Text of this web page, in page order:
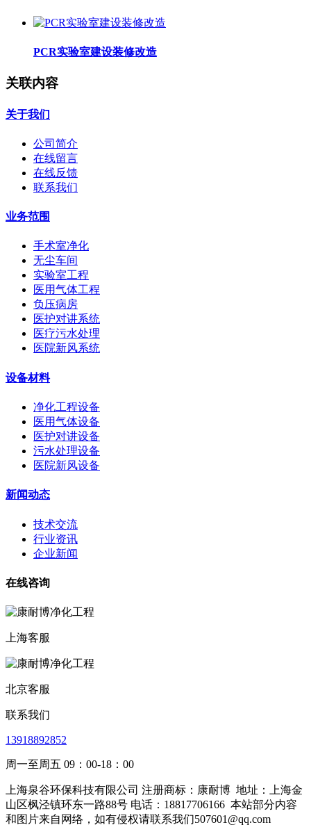
PCR实验室建设装修改造
关联内容
关于我们
公司简介
在线留言
在线反馈
联系我们
业务范围
手术室净化
无尘车间
实验室工程
医用气体工程
负压病房
医护对讲系统
医疗污水处理
医院新风系统
设备材料
净化工程设备
医用气体设备
医护对讲设备
污水处理设备
医院新风设备
新闻动态
技术交流
行业资讯
企业新闻
在线咨询
上海客服
北京客服
联系我们
13918892852
周一至周五 09：00-18：00
上海泉谷环保科技有限公司 注册商标：康耐博 地址：上海金
山区枫泾镇环东一路88号 电话：18817706166 本站部分内容
和图片来自网络，如有侵权请联系我们507601@qq.com